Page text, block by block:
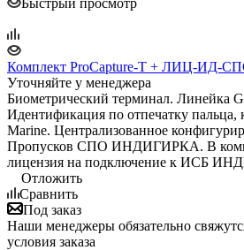
Комплект ProCapture-T + ЛИЦ-ИД-
Уточняйте у менеджера
Биометрический терминал. Линейка
Идентификация по отпечатку пальца,
Marine. Централизованное
Пропусков СПО ИНДИГИРКА. В
лицензия на подключение к ИСБ
Отложить
Сравнить
Под заказ
Наши менеджеры обязательно
условия заказа